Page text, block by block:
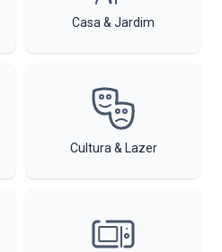
Casa & Jardim
Cultura & Lazer